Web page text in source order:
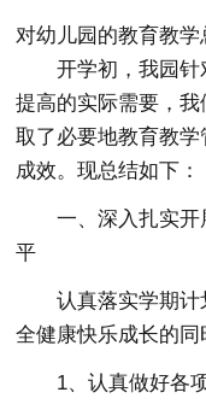
对幼儿园的教育教学
开学初，我园
提高的实际需要，
取了必要地教育教
成效。现总结如下：
一、深入扎实
平
认真落实学期
全健康快乐成长的同
1、认真做好各